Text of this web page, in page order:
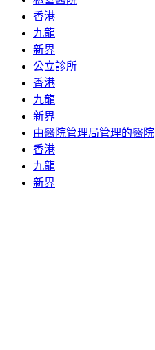
香港
九龍
新界
公立診所
香港
九龍
新界
由醫院管理局管理的醫院
香港
九龍
新界